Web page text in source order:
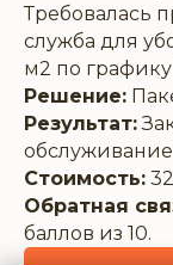
Требовалась
служба для
м2 по
Решение:
Результат:
Стоимость:
Обратная
баллов из 10.